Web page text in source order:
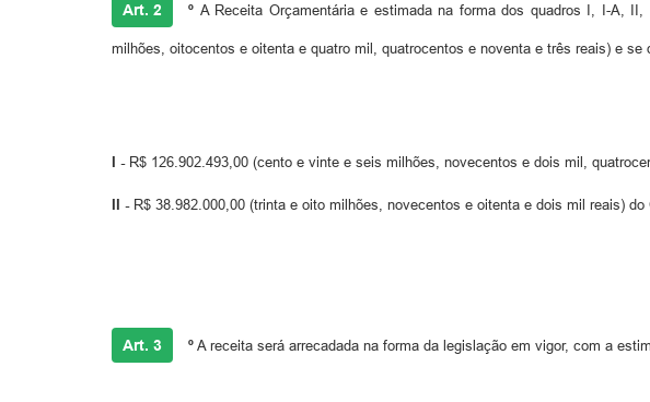
Art. 2 º A Receita Orçamentária e estimada na forma dos quadros I, I-A,
milhões, oitocentos e oitenta e quatro mil, quatrocentos e noventa e três reais) e se
I - R$ 126.902.493,00 (cento e vinte e seis milhões, novecentos e dois mil,
II -R$ 38.982.000,00 (trinta e oito milhões, novecentos e oitenta e dois mil reais) do
Art. 3 º A receita será arrecadada na forma da legislação em vigor, com a